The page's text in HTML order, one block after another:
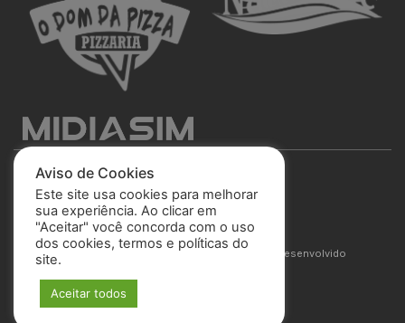
São José Esporte Clube
© 2025 Todos os direitos reservados. Site desenvolvido
Aviso de Cookies
Este site usa cookies para melhorar
sua experiência. Ao clicar em
"Aceitar" você concorda com o uso
dos cookies, termos e políticas do
site.
Aceitar todos